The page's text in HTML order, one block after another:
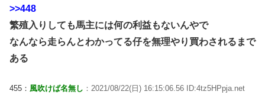
>>448
繁殖入りしても馬主には何の利益もないんやで
なんなら走らんとわかってる仔を無理やり買わされるまで
ある
455： 風吹けば名無し ：2021/08/22(日) 16:15:06.56 ID:4tz5HPpja.net